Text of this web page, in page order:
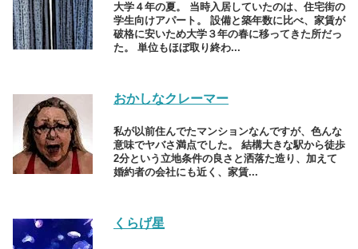
大学４年の夏。 当時入居していたのは、住宅街の
学生向けアパート。 設備と築年数に比べ、家賃が
破格に安いため大学３年の春に移ってきた所だっ
た。 単位もほぼ取り終わ...
おかしなクレーマー
私が以前住んでたマンションなんですが、色んな
意味でヤバさ満点でした。 結構大きな駅から徒歩
2分という立地条件の良さと洒落た造り、加えて
婚約者の会社にも近く、家賃...
くらげ星